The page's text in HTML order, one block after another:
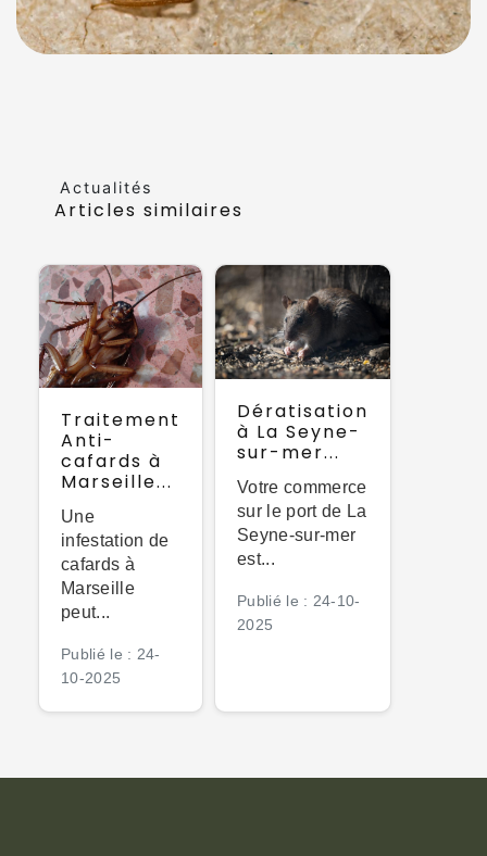
Actualités
Articles similaires
Traitement
Anti-
cafards à
Marseille...
Une
infestation de
cafards à
Marseille
peut...
Publié le : 24-
10-2025
Dératisation
à La Seyne-
sur-mer...
Votre commerce
sur le port de La
Seyne-sur-mer
est...
Publié le : 24-10-
2025